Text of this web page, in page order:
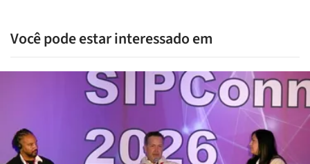
Você pode estar interessado em